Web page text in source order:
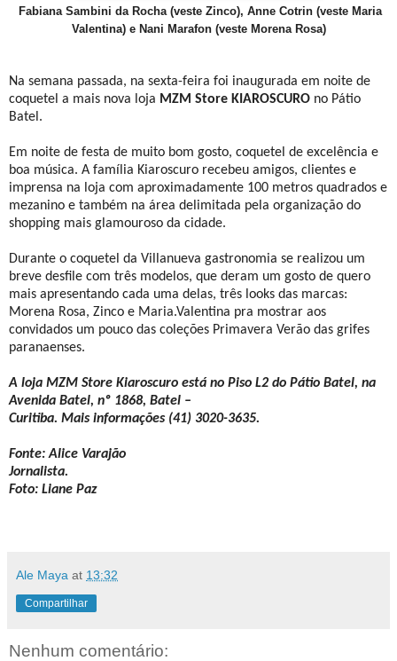
Fabiana Sambini da Rocha (veste Zinco), Anne Cotrin (veste Maria
Valentina) e Nani Marafon (veste Morena Rosa)
Na semana passada, na sexta-feira foi inaugurada em noite de
coquetel a mais nova loja MZM Store KIAROSCURO no Pátio
Batel.
Em noite de festa de muito bom gosto, coquetel de excelência e
boa música. A família Kiaroscuro recebeu amigos, clientes e
imprensa na loja com aproximadamente 100 metros quadrados e
mezanino e também na área delimitada pela organização do
shopping mais glamouroso da cidade.
Durante o coquetel da Villanueva gastronomia se realizou um
breve desfile com três modelos, que deram um gosto de quero
mais apresentando cada uma delas, três looks das marcas:
Morena Rosa, Zinco e Maria.Valentina pra mostrar aos
convidados um pouco das coleções Primavera Verão das grifes
paranaenses.
A loja MZM Store Kiaroscuro está no Piso L2 do Pátio Batel, na
Avenida Batel, nº 1868, Batel –
Curitiba. Mais informações (41) 3020-3635.
Fonte: Alice Varajão
Jornalista.
Foto: Liane Paz
Ale Maya at 13:32
Compartilhar
Nenhum comentário: